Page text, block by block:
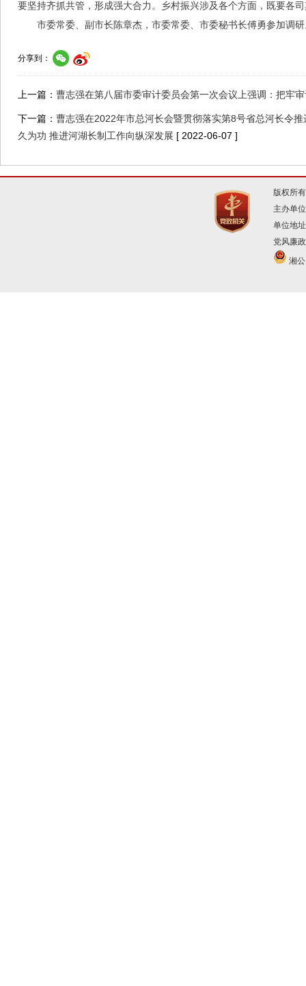
要坚持齐抓共管，形成强大合力。乡村振兴涉及各个方面，既要各
市委常委、副市长陈章杰，市委常委、市委秘书长傅勇参加调
分享到：
上一篇： 曹志强在第八届市委审计委员会第一次会议上强调：把牢
下一篇： 曹志强在2022年市总河长会暨贯彻落实第8号省总河长令
久为功 推进河湖长制工作向纵深发展 [ 2022-06-07 ]
版权所
主办单
单位地
党风廉
湘